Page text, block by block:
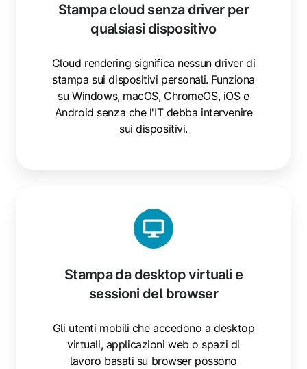
Stampa cloud senza driver per
qualsiasi dispositivo
Cloud rendering significa nessun driver di
stampa sui dispositivi personali. Funziona
su Windows, macOS, ChromeOS, iOS e
Android senza che l'IT debba intervenire
sui dispositivi.
qualsiasi
dispositivo
Stampa da desktop virtuali e
sessioni del browser
Gli utenti mobili che accedono a desktop
virtuali, applicazioni web o spazi di
lavoro basati su browser possono
da
desktop
virtuali
sessioni
del